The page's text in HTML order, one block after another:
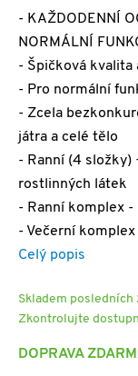
- KAŽDODENNÍ
NORMÁLNÍ
- Špičková kvalita
- Pro normální
- Zcela
játra a celé tělo
- Ranní (4 složky)
rostlinných látek
- Ranní komplex
- Večerní
Celý popis
Skladem
Zkontrolujte
DOPRAVA